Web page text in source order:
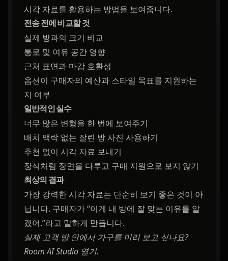
시각 자료를 활용하는 방법을 보여줍니다.
전송 전에 비교할 것
실제 방과의 크기 비교
통로 및 여유 공간 영향
근처 표면과 마감 호환성
옵션이 구매자의 예산과 스타일 목표를 지원하는
지 여부
일반적인 실수
너무 많은 변형을 한 번에 보여주기
배치 맥락 없는 잘린 방 사진 사용하기
추천 없이 시각 자료 보내기
장식처럼 장면을 다루고 구매 지원으로 보지 않기
최상의 결과
가장 강력한 시각 자료는 단순히 보기 좋은 것이 아
닙니다. 구매자가 “이게 내 방에 잘 맞는 이유를 알
겠어.”라고 말하게 만듭니다.
실제 고객 방 안에서 가구를 미리 보고 싶나요?
Room AI Studio 열기.